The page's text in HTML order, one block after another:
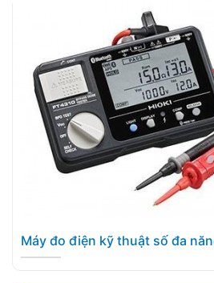
Máy đo điện kỹ thuật số đa